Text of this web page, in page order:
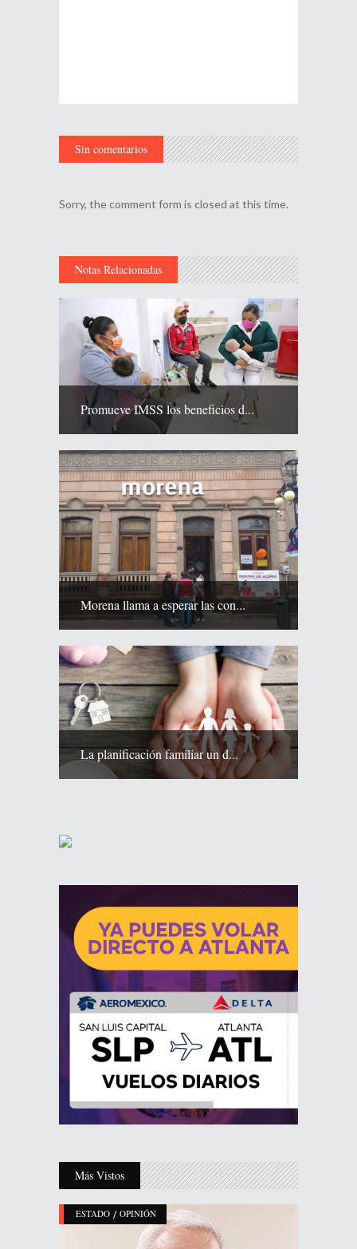
Sin comentarios
Sorry, the comment form is closed at this time.
Notas Relacionadas
Promueve IMSS los beneficios d...
Morena llama a esperar las con...
La planificación familiar un d...
Más Vistos
ESTADO / OPINIÓN